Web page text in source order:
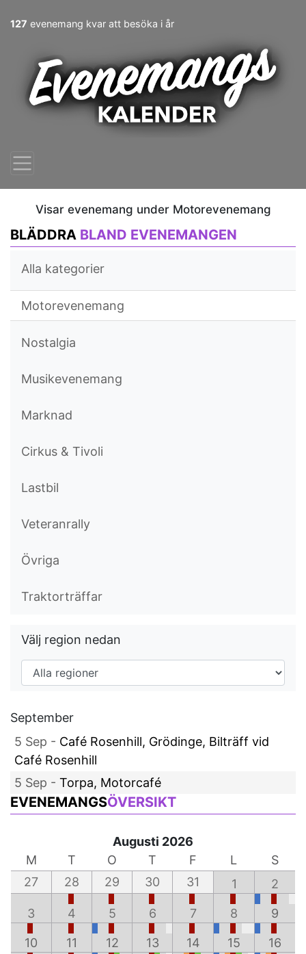
127 evenemang kvar att besöka i år
Visar evenemang under Motorevenemang
BLÄDDRA BLAND EVENEMANGEN
Alla kategorier
Motorevenemang
Nostalgia
Musikevenemang
Marknad
Cirkus & Tivoli
Lastbil
Veteranrally
Övriga
Traktorträffar
Välj region nedan
September
5 Sep - Café Rosenhill, Grödinge, Bilträff vid
Café Rosenhill
5 Sep - Torpa, Motorcafé
EVENEMANGSÖVERSIKT
Augusti 2026
M
T O T F L
S
27
28 29 30 31 1 2
3 4 5 6 7 8 9
10 11 12 13 14 15 16